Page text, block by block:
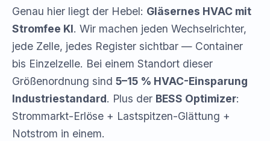
Genau hier liegt der Hebel: Gläsernes HVAC mit
Stromfee KI. Wir machen jeden Wechselrichter,
jede Zelle, jedes Register sichtbar — Container
bis Einzelzelle. Bei einem Standort dieser
Größenordnung sind 5–15 % HVAC-Einsparung
Industriestandard. Plus der BESS Optimizer:
Strommarkt-Erlöse + Lastspitzen-Glättung +
Notstrom in einem.